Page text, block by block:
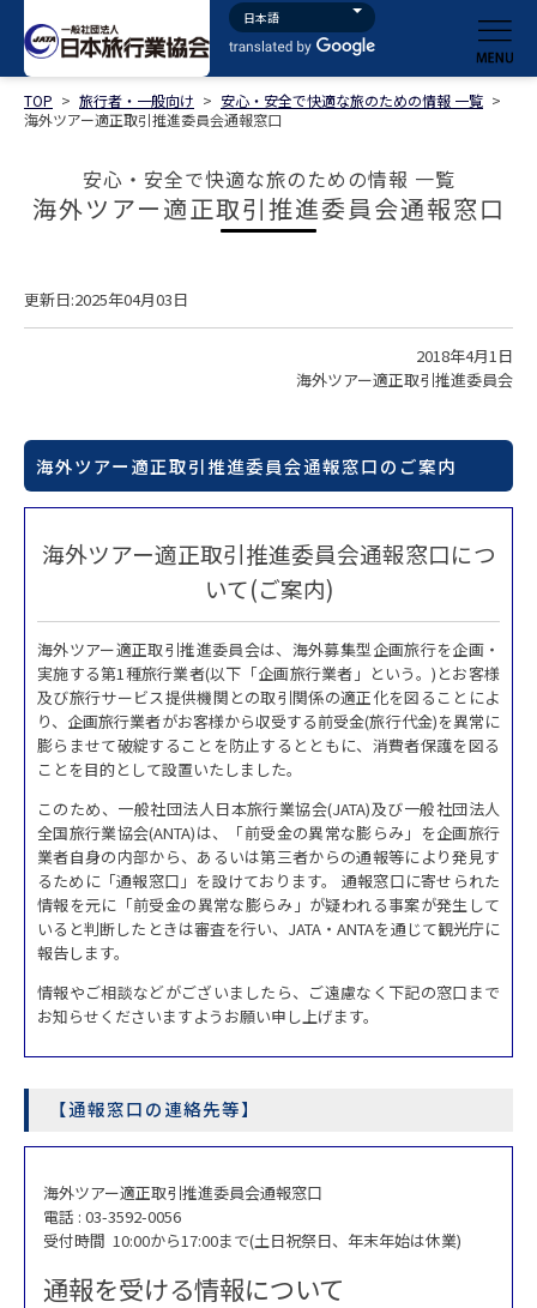
TOP > 旅行者・一般向け > 安心・安全で快適な旅のための情報 一覧 >
海外ツアー適正取引推進委員会通報窓口
安心・安全で快適な旅のための情報 一覧
海外ツアー適正取引推進委員会通報窓口
更新日:2025年04月03日
2018年4月1日
海外ツアー適正取引推進委員会
海外ツアー適正取引推進委員会通報窓口のご案内
海外ツアー適正取引推進委員会通報窓口につ
いて(ご案内)
海外ツアー適正取引推進委員会は、海外募集型企画旅行を企画・
実施する第1種旅行業者(以下「企画旅行業者」という。)とお客様
及び旅行サービス提供機関との取引関係の適正化を図ることによ
り、企画旅行業者がお客様から収受する前受金(旅行代金)を異常に
膨らませて破綻することを防止するとともに、消費者保護を図る
ことを目的として設置いたしました。
このため、一般社団法人日本旅行業協会(JATA)及び一般社団法人
全国旅行業協会(ANTA)は、「前受金の異常な膨らみ」を企画旅行
業者自身の内部から、あるいは第三者からの通報等により発見す
るために「通報窓口」を設けております。 通報窓口に寄せられた
情報を元に「前受金の異常な膨らみ」が疑われる事案が発生して
いると判断したときは審査を行い、JATA・ANTAを通じて観光庁に
報告します。
情報やご相談などがございましたら、ご遠慮なく下記の窓口まで
お知らせくださいますようお願い申し上げます。
【通報窓口の連絡先等】
海外ツアー適正取引推進委員会通報窓口
電話 : 03-3592-0056
受付時間 10:00から17:00まで(土日祝祭日、年末年始は休業)
通報を受ける情報について